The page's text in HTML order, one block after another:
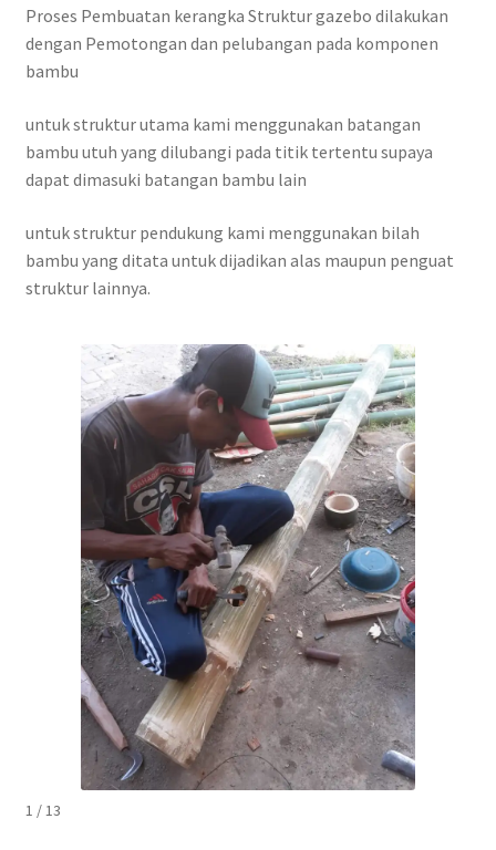
Proses Pembuatan kerangka Struktur gazebo dilakukan
dengan Pemotongan dan pelubangan pada komponen
bambu
untuk struktur utama kami menggunakan batangan
bambu utuh yang dilubangi pada titik tertentu supaya
dapat dimasuki batangan bambu lain
untuk struktur pendukung kami menggunakan bilah
bambu yang ditata untuk dijadikan alas maupun penguat
struktur lainnya.
1 / 13